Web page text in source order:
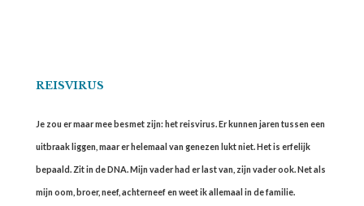
REISVIRUS
Je zou er maar mee besmet zijn: het reisvirus. Er kunnen jaren tussen een
uitbraak liggen, maar er helemaal van genezen lukt niet. Het is erfelijk
bepaald. Zit in de DNA. Mijn vader had er last van, zijn vader ook. Net als
mijn oom, broer, neef, achterneef en weet ik allemaal in de familie.